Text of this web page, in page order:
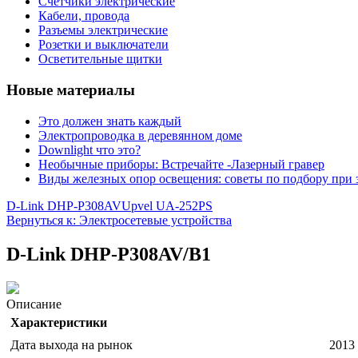
Кабели, провода
Разъемы электрические
Розетки и выключатели
Осветительные щитки
Новые материалы
Это должен знать каждый
Электропроводка в деревянном доме
Downlight что это?
Необычные приборы: Встречайте -Лазерный гравер
Виды железных опор освещения: советы по подбору при
D-Link DHP-P308AVUpvel UA-252PS
Вернуться к: Электросетевые устройства
D-Link DHP-P308AV/B1
Описание
Характеристики
Дата выхода на рынок
2013